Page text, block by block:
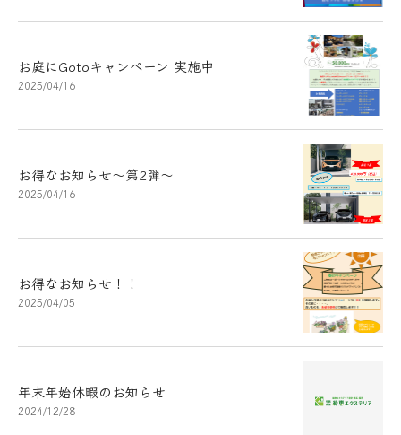
お庭にGotoキャンペーン 実施中
2025/04/16
お得なお知らせ～第2弾～
2025/04/16
お得なお知らせ！！
2025/04/05
年末年始休暇のお知らせ
2024/12/28